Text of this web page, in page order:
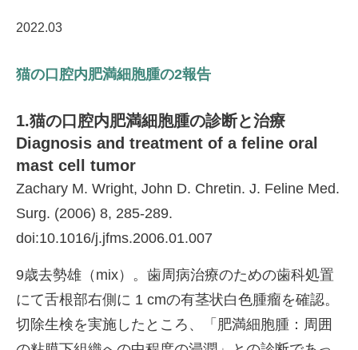
2022.03
猫の口腔内肥満細胞腫の2報告
1.猫の口腔内肥満細胞腫の診断と治療
Diagnosis and treatment of a feline oral
mast cell tumor
Zachary M. Wright, John D. Chretin. J. Feline Med.
Surg. (2006) 8, 285-289.
doi:10.1016/j.jfms.2006.01.007
9歳去勢雄（mix）。歯周病治療のための歯科処置
にて舌根部右側に 1 cmの有茎状白色腫瘤を確認。
切除生検を実施したところ、「肥満細胞腫：周囲